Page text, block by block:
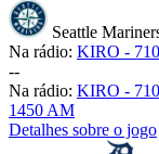
Seattle
Na rádio: KIRO -
--
Na rádio: KIRO -
1450 AM
Detalhes sobre o jogo